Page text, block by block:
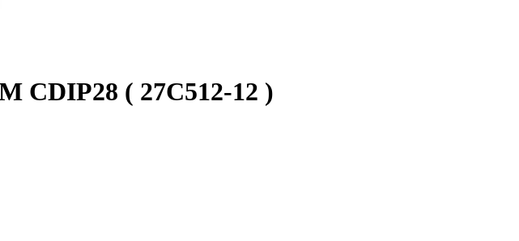
CDIP28 ( 27C512-12 )